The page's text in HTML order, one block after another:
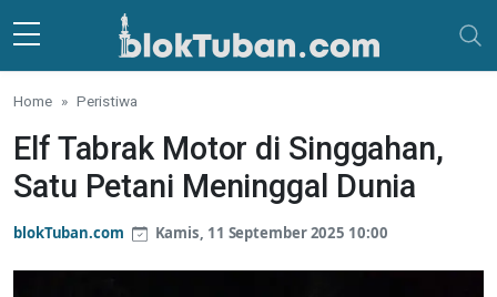
Skip to main content
Home Peristiwa
Elf Tabrak Motor di Singgahan,
Satu Petani Meninggal Dunia
blokTuban.com Kamis, 11 September 2025 10:00